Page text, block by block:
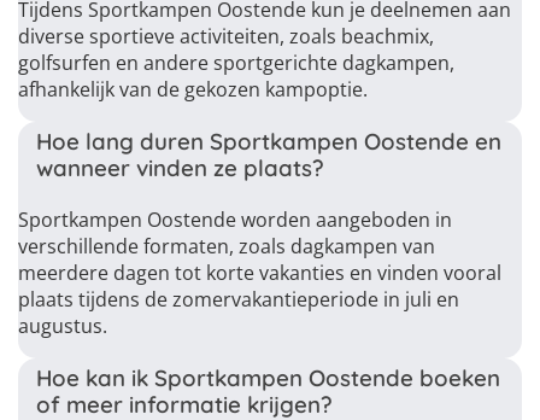
Tijdens Sportkampen Oostende kun je deelnemen aan
diverse sportieve activiteiten, zoals beachmix,
golfsurfen en andere sportgerichte dagkampen,
afhankelijk van de gekozen kampoptie.
Hoe lang duren Sportkampen Oostende en
wanneer vinden ze plaats?
Sportkampen Oostende worden aangeboden in
verschillende formaten, zoals dagkampen van
meerdere dagen tot korte vakanties en vinden vooral
plaats tijdens de zomervakantieperiode in juli en
augustus.
Hoe kan ik Sportkampen Oostende boeken
of meer informatie krijgen?